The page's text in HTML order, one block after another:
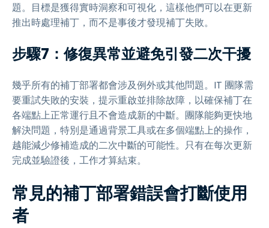
題。目標是獲得實時洞察和可視化，這樣他們可以在更新
推出時處理補丁，而不是事後才發現補丁失敗。
步驟7：修復異常並避免引發二次干擾
幾乎所有的補丁部署都會涉及例外或其他問題。IT 團隊需
要重試失敗的安裝，提示重啟並排除故障，以確保補丁在
各端點上正常運行且不會造成新的中斷。團隊能夠更快地
解決問題，特別是通過背景工具或在多個端點上的操作，
越能減少修補造成的二次中斷的可能性。只有在每次更新
完成並驗證後，工作才算結束。
常見的補丁部署錯誤會打斷使用
者